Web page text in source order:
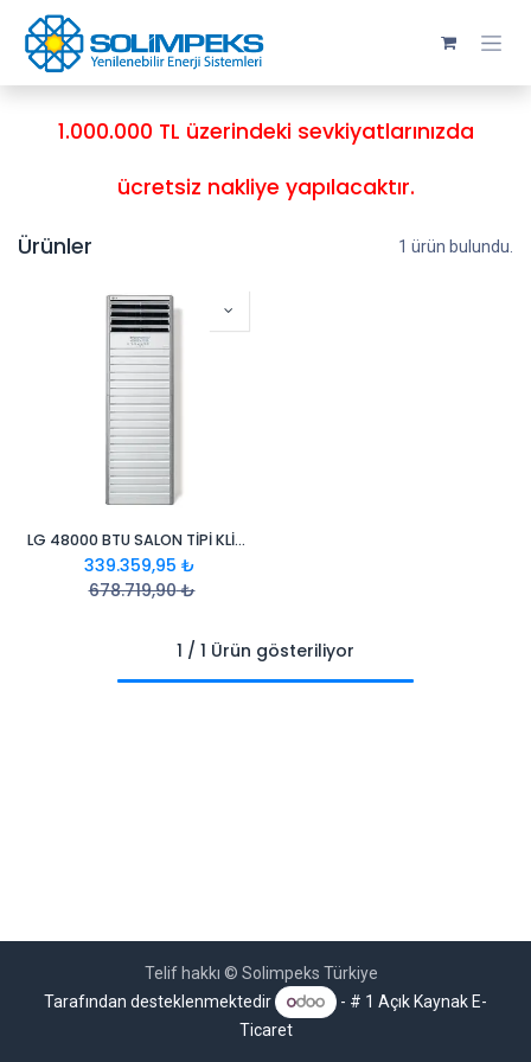
Skip to Content
1.000.000 TL üzerindeki sevkiyatlarınızda
ücretsiz nakliye yapılacaktır.
Ürünler 1 ürün bulundu.
LG 48000 BTU SALON TİPİ KLİMA
339.359,95 ₺
678.719,90₺
1 / 1 Ürün gösteriliyor
Telif hakkı © Solimpeks Türkiye
Tarafından desteklenmektedir
- # 1 Açık Kaynak E-
Ticaret